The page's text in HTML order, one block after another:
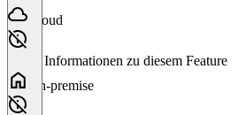
Cloud
Keine Informationen zu diesem Feature
On-premise